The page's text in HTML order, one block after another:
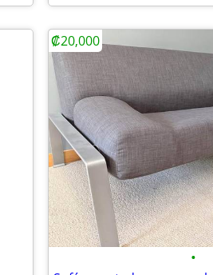
•
₡20,000